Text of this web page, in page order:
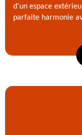
d'un espace
parfaite harmonie